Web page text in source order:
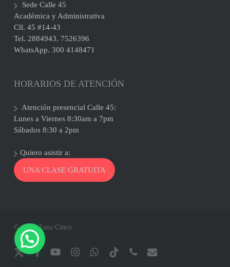
Sede Calle 45
Académica y Administrativa
Cll. 45 #14-43
Tel. 2884943. 7526396
WhatsApp. 300 4148471
HORARIOS DE ATENCIÓN
Atención presencial Calle 45:
Lunes a Viernes 8:30am a 7pm
Sábados 8:30 a 2pm
Quiero asistir a:
UNA CLASE GRATUITA
© 2026 Zona Cinco.
x-
facebookyoutubeinstagramwhatsapptiktok phone email